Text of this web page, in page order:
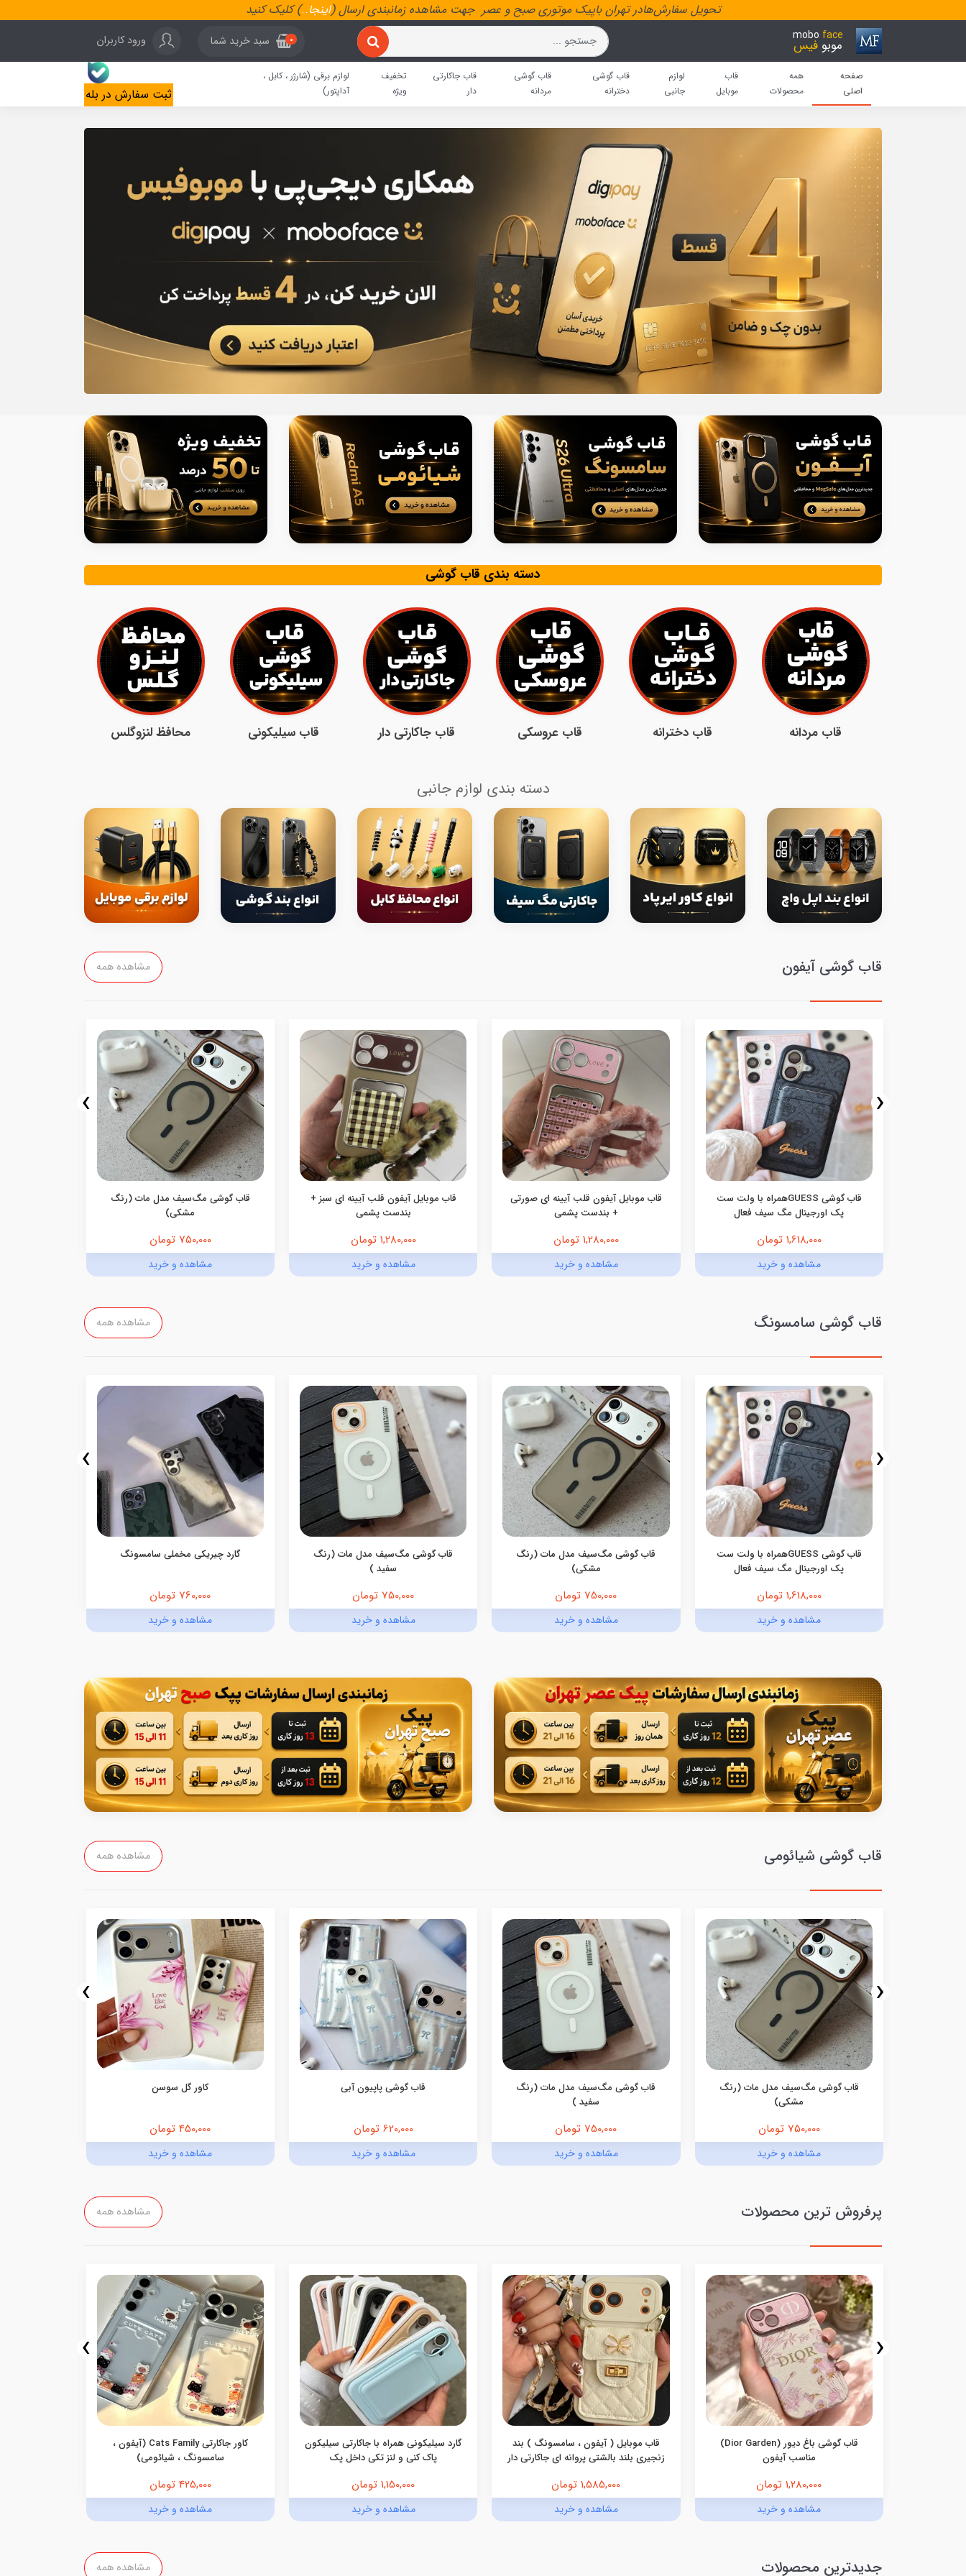
تحویل سفارش‌هادر تهران باپیک موتوری صبح و عصر جهت مشاهده زمانبندی ارسال (اینجا..) کلیک کنید
mobo face
موبو فیس 0 سبد خرید شما ورود کاربران
صفحه
اصلی
همه
محصولات
قاب
موبایل
لوازم
جانبی
قاب گوشی
دخترانه
قاب گوشی
مردانه
قاب جاکارتی
دار
تخفیف
ویژه
لوازم برقی (شارژر ، کابل ،
آداپتور)
ثبت سفارش در بله
دسته بندی قاب گوشی
قاب مردانه قاب دخترانه قاب عروسکی قاب جاکارتی دار قاب سیلیکونی محافظ لنزوگلس
دسته بندی لوازم جانبی
قاب گوشی آیفون مشاهده همه
قاب گوشی GUESSهمراه با ولت ست
پک اورجینال مگ سیف فعال
1,618,000 تومان
مشاهده و خرید
قاب موبایل آیفون قلب آیینه ای صورتی
+ بندست پشمی
1,280,000 تومان
مشاهده و خرید
قاب موبایل آیفون قلب آیینه ای سبز +
بندست پشمی
1,280,000 تومان
مشاهده و خرید
قاب گوشی مگ‌سیف مدل مات (رنگ
مشکی)
750,000 تومان
مشاهده و خرید
‹
›
قاب گوشی سامسونگ مشاهده همه
قاب گوشی GUESSهمراه با ولت ست
پک اورجینال مگ سیف فعال
1,618,000 تومان
مشاهده و خرید
قاب گوشی مگ‌سیف مدل مات (رنگ
مشکی)
750,000 تومان
مشاهده و خرید
قاب گوشی مگ‌سیف مدل مات (رنگ
سفید )
750,000 تومان
مشاهده و خرید
گارد چیریکی مخملی سامسونگ
760,000 تومان
مشاهده و خرید
‹
›
قاب گوشی شیائومی مشاهده همه
قاب گوشی مگ‌سیف مدل مات (رنگ
مشکی)
750,000 تومان
مشاهده و خرید
قاب گوشی مگ‌سیف مدل مات (رنگ
سفید )
750,000 تومان
مشاهده و خرید
قاب گوشی پاپیون آبی
620,000 تومان
مشاهده و خرید
کاور گل سوسن
450,000 تومان
مشاهده و خرید
‹
›
پرفروش ترین محصولات مشاهده همه
قاب گوشی باغ دیور (Dior Garden)
مناسب آیفون
1,280,000 تومان
مشاهده و خرید
قاب موبایل ( آیفون ، سامسونگ ) بند
زنجیری بلند بالشتی پروانه ای جاکارتی دار
1,585,000 تومان
مشاهده و خرید
گارد سیلیکونی همراه با جاکارتی سیلیکون
پاک کنی و لنز تکی داخل پک
1,150,000 تومان
مشاهده و خرید
کاور جاکارتی Cats Family (آیفون ،
سامسونگ ، شیائومی)
425,000 تومان
مشاهده و خرید
‹
›
جدیدترین محصولات مشاهده همه